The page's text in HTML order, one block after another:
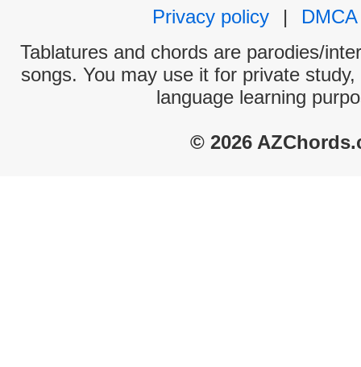
Privacy policy
|
DMCA
Tablatures and chords are parodies/
songs. You may use it for private
language learning
© 2026